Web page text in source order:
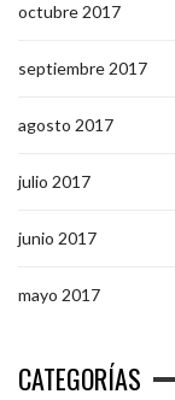
octubre 2017
septiembre 2017
agosto 2017
julio 2017
junio 2017
mayo 2017
CATEGORÍAS